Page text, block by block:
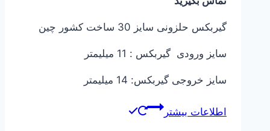
گیربکس حلزونی سایز 30 ساخت کشور چین
سایز ورودی گیربکس : 11 میلیمتر
سایز خروجی گیربکس: 14 میلیمتر
اطلاعات بیشتر